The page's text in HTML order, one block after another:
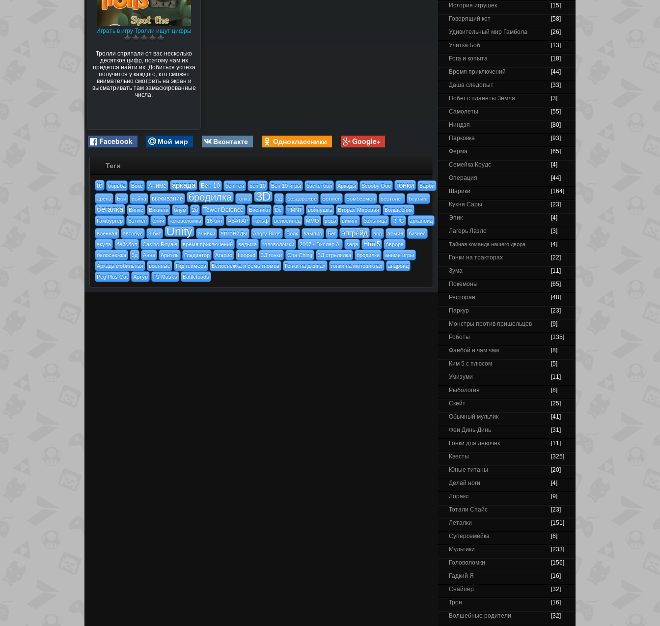
Играть в игру Тролли ищут цифры
Тролли спрятали от вас несколько
десятков цифр, поэтому нам их
придется найти их. Добиться успеха
получится у каждого, кто сможет
внимательно смотреть на экран и
высматривать там замаскированные
числа.
Facebook Мой мир Вконтакте Одноклассники Google+
Теги
td борьба Бокс Аниме аркада Бен 10 бен тен ben 10 Бен 10 игры баскетбол Аркады Scooby Doo гонки Барби
арена Бои война выживание бродилка гонка 3D ад бездорожье Бетмен Бомбермен вертолет боулинг
бегалка Винкс Викинги блум 2d Tower Defence Бионикл Dc TMNT войнушка Вторая Мировая
Волшебник
Гамбургер
Бэтмен блич головоломка 16 бит АВАТАР гольф велосипед MMO вода викинг больница RPG арканоид
военная автобус 8 бит Unity ачивки апгрейды Angry Birds Волк вампир Бег апгрейд вор армия
бизнес
акула
бейсбол Casino Royale время приключений ведьма головоломки 2007 - Экслер А. sega Html5
Аврора
белоснежка
3д Анна Ариэль Гладиатор Агарио Looped 3Д гонки Cha Ching 3Д стрелялка бродилки
аниме игры
Аркада мобильная
военные Гид геймера Белоснежка и семь гномов Гонки на джипах гонки на мотоциклах
андроид
Peg Plus Cat
Артур PJ Masks Battletoads
История игрушек
[15]
Говорящий кот
[58]
Удивительный мир Гамбола
[26]
Улитка Боб
[13]
Рога и копыта
[18]
Время приключений
[44]
Даша следопыт
[33]
Побег с планеты Земля
[3]
Самолеты
[55]
Ниндзя
[80]
Парковка
[93]
Ферма
[65]
Семейка Крудс
[4]
Операция
[44]
Шарики
[164]
Кухня Сары
[23]
Эпик
[4]
Лагерь Лазло
[3]
Тайная команда нашего двора
[4]
Гонки на тракторах
[22]
Зума
[11]
Покемоны
[65]
Ресторан
[48]
Паркур
[23]
Монстры против пришельцев
[9]
Роботы
[135]
Фанбой и чам чам
[8]
Ким 5 с плюсом
[5]
Умизуми
[11]
Рыбология
[8]
Скейт
[25]
Обычный мультик
[41]
Феи Динь-Динь
[31]
Гонки для девочек
[11]
Квесты
[325]
Юные титаны
[20]
Делай ноги
[4]
Лоракс
[9]
Тотали Спайс
[23]
Леталки
[151]
Суперсемейка
[6]
Мультики
[233]
Головоломки
[156]
Гадкий Я
[16]
Снайпер
[32]
Трон
[16]
Волшебные родители
[32]